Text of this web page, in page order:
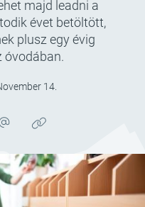
majd leadni a
évet betöltött,
plusz egy évig
óvodában.
14.